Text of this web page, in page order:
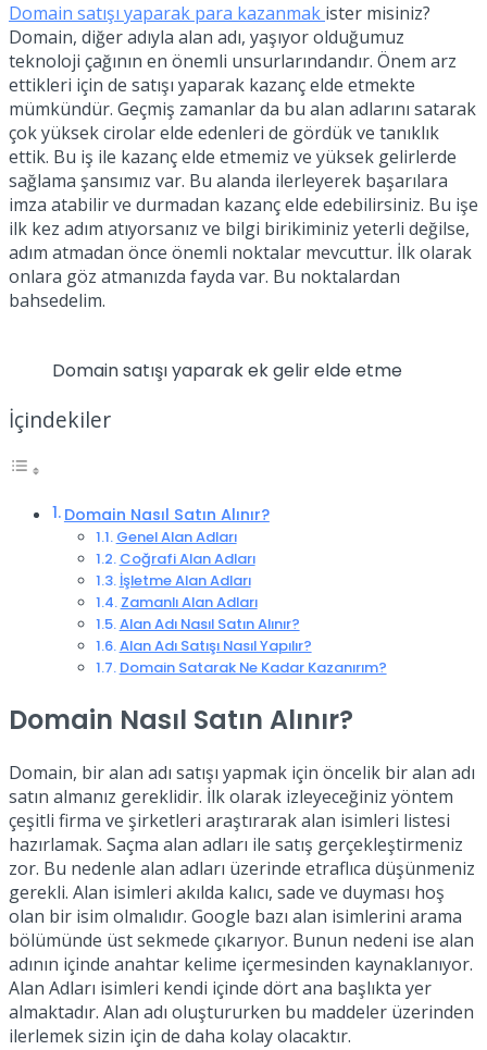
Domain satışı yaparak para kazanmak ister misiniz?
Domain, diğer adıyla alan adı, yaşıyor olduğumuz
teknoloji çağının en önemli unsurlarındandır. Önem arz
ettikleri için de satışı yaparak kazanç elde etmekte
mümkündür. Geçmiş zamanlar da bu alan adlarını satarak
çok yüksek cirolar elde edenleri de gördük ve tanıklık
ettik. Bu iş ile kazanç elde etmemiz ve yüksek gelirlerde
sağlama şansımız var. Bu alanda ilerleyerek başarılara
imza atabilir ve durmadan kazanç elde edebilirsiniz. Bu işe
ilk kez adım atıyorsanız ve bilgi birikiminiz yeterli değilse,
adım atmadan önce önemli noktalar mevcuttur. İlk olarak
onlara göz atmanızda fayda var. Bu noktalardan
bahsedelim.
Domain satışı yaparak ek gelir elde etme
İçindekiler
Domain Nasıl Satın Alınır?
Genel Alan Adları
Coğrafi Alan Adları
İşletme Alan Adları
Zamanlı Alan Adları
Alan Adı Nasıl Satın Alınır?
Alan Adı Satışı Nasıl Yapılır?
Domain Satarak Ne Kadar Kazanırım?
Domain Nasıl Satın Alınır?
Domain, bir alan adı satışı yapmak için öncelik bir alan adı
satın almanız gereklidir. İlk olarak izleyeceğiniz yöntem
çeşitli firma ve şirketleri araştırarak alan isimleri listesi
hazırlamak. Saçma alan adları ile satış gerçekleştirmeniz
zor. Bu nedenle alan adları üzerinde etraflıca düşünmeniz
gerekli. Alan isimleri akılda kalıcı, sade ve duyması hoş
olan bir isim olmalıdır. Google bazı alan isimlerini arama
bölümünde üst sekmede çıkarıyor. Bunun nedeni ise alan
adının içinde anahtar kelime içermesinden kaynaklanıyor.
Alan Adları isimleri kendi içinde dört ana başlıkta yer
almaktadır. Alan adı oluştururken bu maddeler üzerinden
ilerlemek sizin için de daha kolay olacaktır.